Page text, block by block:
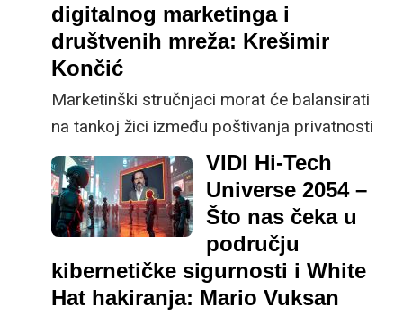
digitalnog marketinga i
društvenih mreža: Krešimir
Končić
Marketinški stručnjaci morat će balansirati
na tankoj žici između poštivanja privatnosti
korisnika i isporuke personaliziranih ponuda i
poruka, predviđa Krešimir Končić, osnivač
tvrtke Neuralab.
VIDI Hi-Tech
Universe 2054 –
Što nas čeka u
području
kibernetičke sigurnosti i White
Hat hakiranja: Mario Vuksan